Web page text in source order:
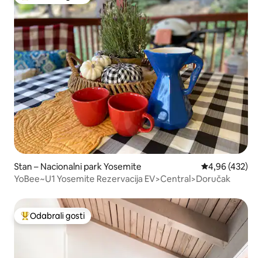
Stan – Nacionalni park Yosemite Prosječna
4,96 (432)
YoBee~U1 Yosemite Rezervacija EV>Central>Doručak
Među najviše rangiranima s oznakom „Odabrali gosti”
Odabrali gosti